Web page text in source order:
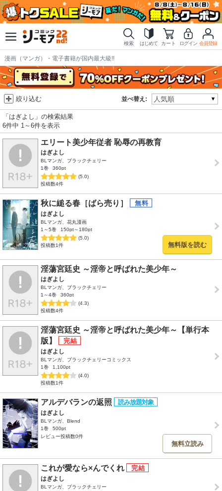
検索 はじめて カート ログイン 会員登録
漫画（マンガ）・電子書籍が国内最大級!!
並べ替え:
絞り込む
「はぎよし」の検索結果
6件中 1～6件を表示
エリート美少年従者 恥辱の再教育
はぎよし
BLマンガ、ブラックチェリー
1巻
360pt
(5.0)
投稿数4件
秋に縋る春［ばら売り］
はぎよし
BLマンガ、花丸漫画
1～5巻
150pt～180pt
(5.0)
投稿数1件
無料版を読む
淫蕩宮廷史 ～淫帝と呼ばれた美少年～
はぎよし
BLマンガ、ブラックチェリー
1～4巻
360pt
(4.3)
投稿数4件
淫蕩宮廷史 ～淫帝と呼ばれた美少年～【単行本
版】
はぎよし
BLマンガ、ブラックチェリーコミックス
1巻
1,100pt
(4.0)
投稿数1件
アルデバランの返照
はぎよし
BLマンガ、Blend
1巻
500pt
レビュー投稿数0件
無料立読み
これが愛なら×んでくれ
はぎよし
BLマンガ、ブラックチェリー